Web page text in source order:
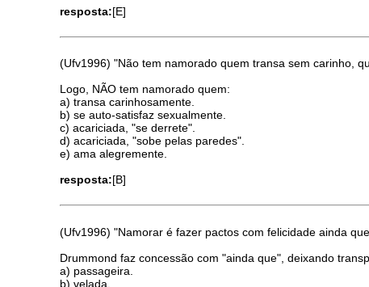
resposta:[E]
(Ufv1996) "Não tem namorado quem transa sem carinho,
Logo, NÃO tem namorado quem:
a) transa carinhosamente.
b) se auto-satisfaz sexualmente.
c) acariciada, "se derrete".
d) acariciada, "sobe pelas paredes".
e) ama alegremente.
resposta:[B]
(Ufv1996) "Namorar é fazer pactos com felicidade ainda
Drummond faz concessão com "ainda que", deixando
a) passageira.
b) velada.